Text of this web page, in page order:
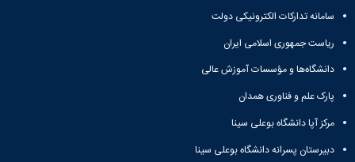
سامانه تدارکات الکترونیکی دولت
ریاست جمهوری اسلامی ایران
دانشگاه‌ها و مؤسسات آموزش عالی
پارک علم و فناوری همدان
مرکز آپا دانشگاه بوعلی سینا
دبیرستان پسرانه دانشگاه بوعلی سینا